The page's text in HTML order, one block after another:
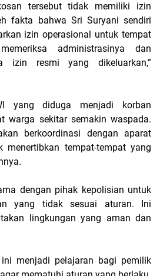
tersebut tidak memiliki izin
fakta bahwa Sri Suryani sendiri
izin operasional untuk tempat
administrasinya dan
izin resmi yang dikeluarkan,”
yang diduga menjadi korban
warga sekitar semakin waspada.
berkoordinasi dengan aparat
menertibkan tempat-tempat yang
dengan pihak kepolisian untuk
yang tidak sesuai aturan. Ini
lingkungan yang aman dan
ini menjadi pelajaran bagi pemilik